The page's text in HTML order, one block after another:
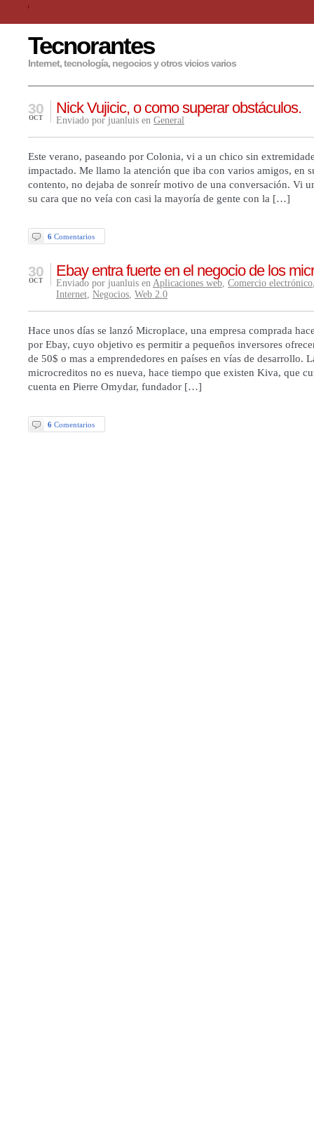
Tecnorantes
Internet, tecnología, negocios y otros vicios varios
Nick Vujicic, o como superar obstáculos.
30
OCT Enviado por juanluis en General
Este verano, paseando por Colonia, vi a un chico sin
impactado. Me llamo la atención que iba con varios amigos, en
contento, no dejaba de sonreír motivo de una conversación. Vi
su cara que no veía con casi la mayoría de gente con la […]
6 Comentarios
Ebay entra fuerte en el negocio de los
30
OCT Enviado por juanluis en Aplicaciones web, Comercio electrónico
Internet, Negocios, Web 2.0
Hace unos días se lanzó Microplace, una empresa comprada
por Ebay, cuyo objetivo es permitir a pequeños inversores
de 50$ o mas a emprendedores en países en vías de desarrollo.
microcreditos no es nueva, hace tiempo que existen Kiva, que
cuenta en Pierre Omydar, fundador […]
6 Comentarios